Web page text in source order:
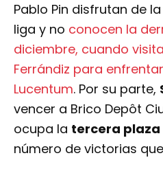
Pablo Pin disfrutan de
liga y no conocen la
diciembre, cuando
Ferrándiz para
Lucentum. Por su parte,
vencer a Brico Depôt
ocupa la tercera plaza
número de victorias